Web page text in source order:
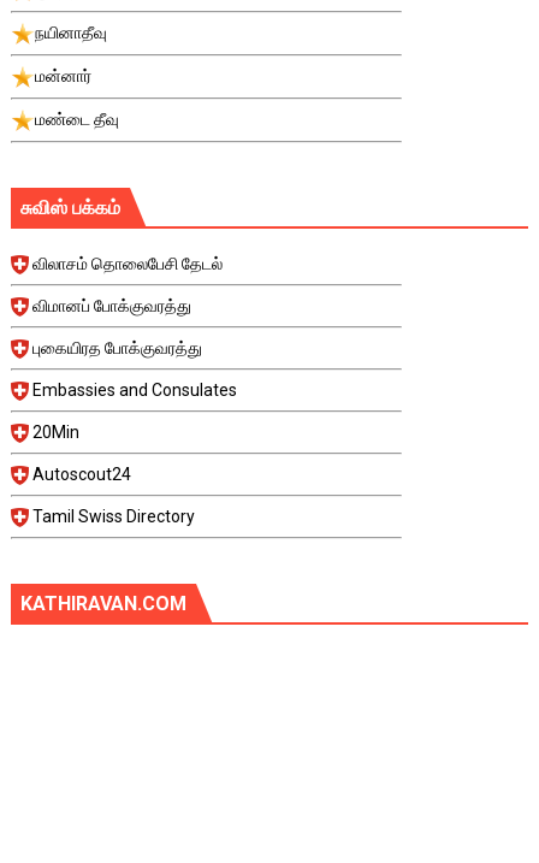
நயினாதீவு
மன்னார்
மண்டை தீவு
சுவிஸ் பக்கம்
விலாசம் தொலைபேசி தேடல்
விமானப் போக்குவரத்து
புகையிரத போக்குவரத்து
Embassies and Consulates
20Min
Autoscout24
Tamil Swiss Directory
KATHIRAVAN.COM